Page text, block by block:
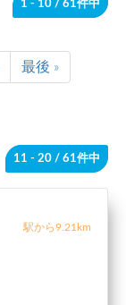
1 - 10 / 61件中
最後 »
11 - 20 / 61件中
駅から9.21km